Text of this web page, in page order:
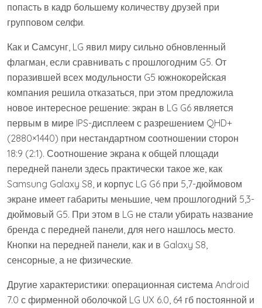
попасть в кадр большему количеству друзей при
групповом селфи.
Как и Самсунг, LG явил миру сильно обновленный
флагман, если сравнивать с прошлогодним G5. От
поразившей всех модульности G5 южнокорейская
компания решила отказаться, при этом предложила
новое интересное решение: экран в LG G6 является
первым в мире IPS-дисплеем с разрешением QHD+
(2880×1440) при нестандартном соотношении сторон
18:9 (2:1). Соотношение экрана к общей площади
передней панели здесь практически такое же, как
Samsung Galaxy S8, и корпус LG G6 при 5,7-дюймовом
экране имеет габариты меньшие, чем прошлогодний 5,3-
дюймовый G5. При этом в LG не стали убирать название
бренда с передней панели, для него нашлось место.
Кнопки на передней панели, как и в Galaxy S8,
сенсорные, а не физические.
Другие характеристики: операционная система Android
7.0 с фирменной оболочкой LG UX 6.0, 64 гб постоянной и